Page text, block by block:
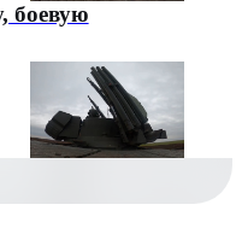
боевую